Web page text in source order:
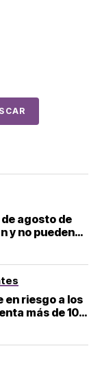
de agosto de
y no pueden
México; estos
riesgo a los
más de 100